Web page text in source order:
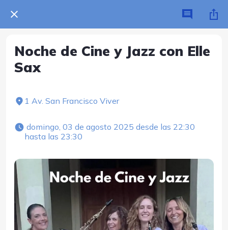
Noche de Cine y Jazz con Elle
Sax
1 Av. San Francisco Viver
hasta las 23:30